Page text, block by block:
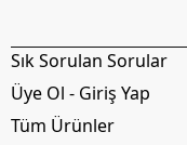
Sık Sorulan Sorular
Üye Ol - Giriş Yap
Tüm Ürünler